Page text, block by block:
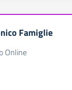
Famiglie
Online